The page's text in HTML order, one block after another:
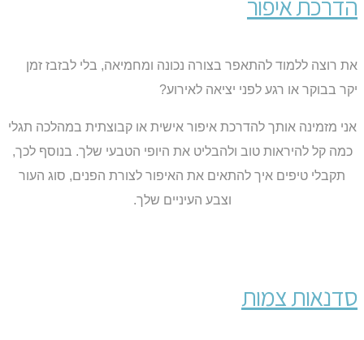
את רוצה ללמוד להתאפר בצורה נכונה ומחמיאה, בלי לבזבז זמן
יקר בבוקר או רגע לפני יציאה לאירוע?
אני מזמינה אותך להדרכת איפור אישית או קבוצתית במהלכה תגלי
כמה קל להיראות טוב ולהבליט את היופי הטבעי שלך. בנוסף לכך,
תקבלי טיפים איך להתאים את האיפור לצורת הפנים, סוג העור
וצבע העיניים שלך.
סדנאות צמות